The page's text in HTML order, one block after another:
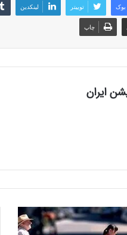
توییتر لینکدین
چاپ
ایران